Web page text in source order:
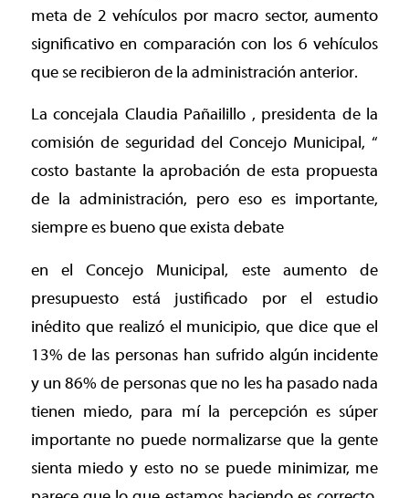
meta de 2 vehículos por macro sector, aumento
significativo en comparación con los 6 vehículos
que se recibieron de la administración anterior.
La concejala Claudia Pañailillo , presidenta de la
comisión de seguridad del Concejo Municipal, “
costo bastante la aprobación de esta propuesta
de la administración, pero eso es importante,
siempre es bueno que exista debate
en el Concejo Municipal, este aumento de
presupuesto está justificado por el estudio
inédito que realizó el municipio, que dice que el
13% de las personas han sufrido algún incidente
y un 86% de personas que no les ha pasado nada
tienen miedo, para mí la percepción es súper
importante no puede normalizarse que la gente
sienta miedo y esto no se puede minimizar, me